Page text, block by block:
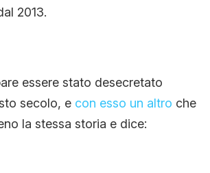
2013.
essere stato desecretato
secolo, e con esso un altro che
la stessa storia e dice: